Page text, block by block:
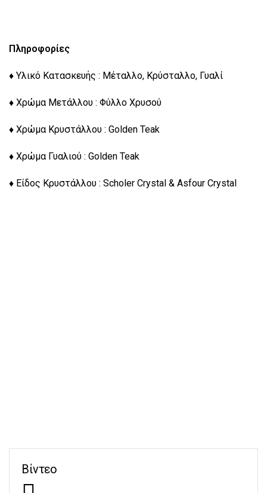
Πληροφορίες
♦ Υλικό Κατασκευής : Μέταλλο, Κρύσταλλο, Γυαλί
♦ Χρώμα Μετάλλου : Φύλλο Χρυσού
♦ Χρώμα Κρυστάλλου : Golden Teak
♦ Χρώμα Γυαλιού : Golden Teak
♦ Είδος Κρυστάλλου : Scholer Crystal & Asfour Crystal
Βίντεο